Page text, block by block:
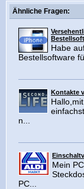
Ähnliche Fragen:
Habe
Bestellsoftware
Kontakte
n...
Mein
PC...